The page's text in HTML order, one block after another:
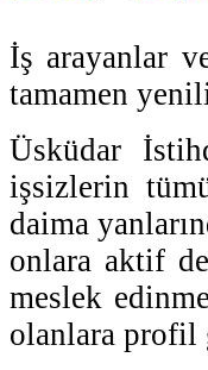
İş arayanlar
tamamen
Üsküdar
işsizlerin
daima
onlara aktif
meslek
olanlara profil